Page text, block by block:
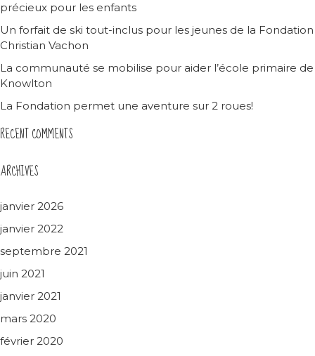
précieux pour les enfants
Un forfait de ski tout-inclus pour les jeunes de la Fondation
Christian Vachon
La communauté se mobilise pour aider l’école primaire de
Knowlton
La Fondation permet une aventure sur 2 roues!
RECENT COMMENTS
ARCHIVES
janvier 2026
janvier 2022
septembre 2021
juin 2021
janvier 2021
mars 2020
février 2020